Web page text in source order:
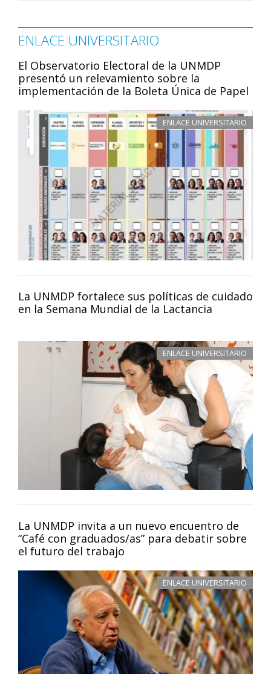
ENLACE UNIVERSITARIO
El Observatorio Electoral de la UNMDP
presentó un relevamiento sobre la
implementación de la Boleta Única de Papel
ENLACE UNIVERSITARIO
La UNMDP fortalece sus políticas de cuidado
en la Semana Mundial de la Lactancia
ENLACE UNIVERSITARIO
La UNMDP invita a un nuevo encuentro de
“Café con graduados/as” para debatir sobre
el futuro del trabajo
ENLACE UNIVERSITARIO